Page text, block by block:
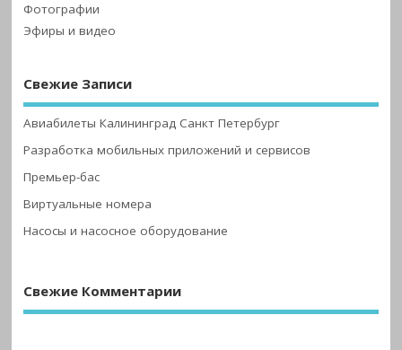
Фотографии
Эфиры и видео
Свежие Записи
Авиабилеты Калининград Санкт Петербург
Разработка мобильных приложений и сервисов
Премьер-бас
Виртуальные номера
Насосы и насосное оборудование
Свежие Комментарии